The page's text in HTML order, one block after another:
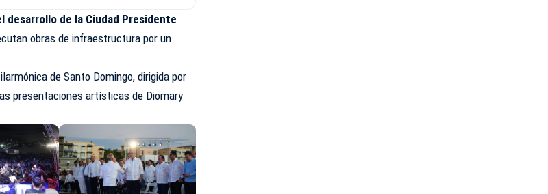
desarrollo de la Ciudad Presidente
obras de infraestructura por un
de Santo Domingo, dirigida por
presentaciones artísticas de Diomary